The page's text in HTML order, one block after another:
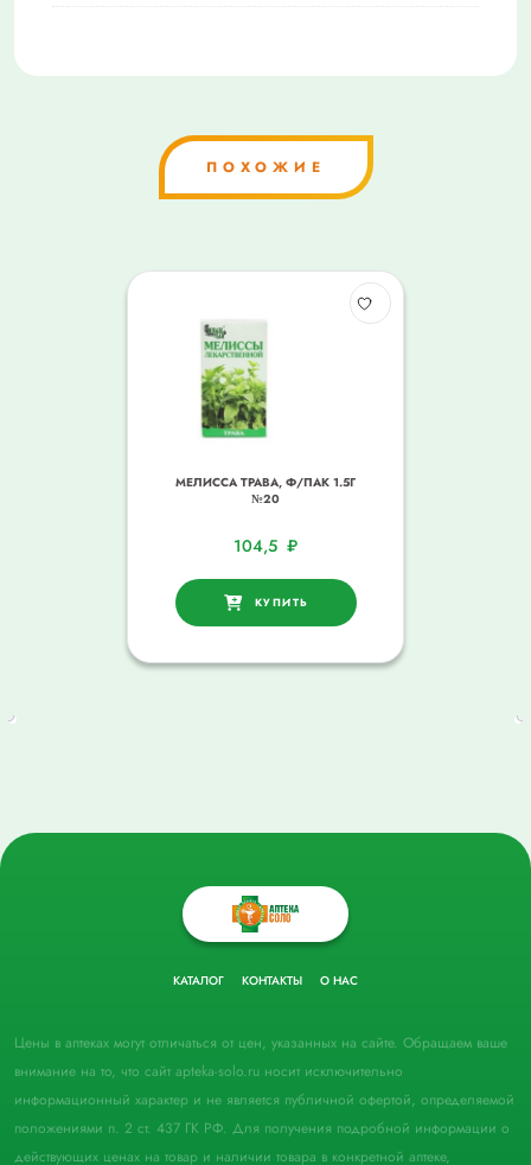
ПОХОЖИЕ
МЕЛИССА ТРАВА, Ф/ПАК 1.5Г
№20
104,5 ₽
КУПИТЬ
КАТАЛОГ КОНТАКТЫ О НАС
Цены в аптеках могут отличаться от цен, указанных на сайте. Обращаем ваше
внимание на то, что сайт apteka-solo.ru носит исключительно
информационный характер и не является публичной офертой, определяемой
положениями п. 2 ст. 437 ГК РФ. Для получения подробной информации о
действующих ценах на товар и наличии товара в конкретной аптеке,